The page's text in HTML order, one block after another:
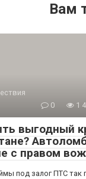
Вам
0
1
выгодный
с правом
под залог ПТС так